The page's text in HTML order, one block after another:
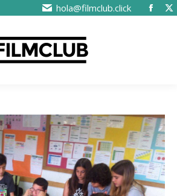
hola@filmclub.click